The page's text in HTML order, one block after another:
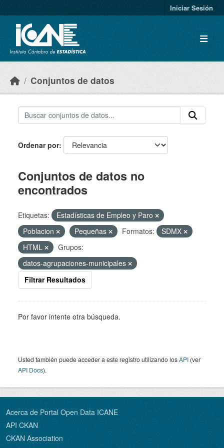
Iniciar Sesión
Conjuntos de datos
Ordenar por
Conjuntos de datos no
encontrados
Etiquetas:
Estadísticas de Empleo y Paro
Poblacion
Pequeñas Formatos:
SDMX
HTML
Grupos:
datos-agrupaciones-municipales
Filtrar Resultados
Por favor intente otra búsqueda.
Usted también puede acceder a este registro utilizando losAPI (ver
API Docs).
Acerca de Portal Open Data ICANE
API CKAN
CKAN Association